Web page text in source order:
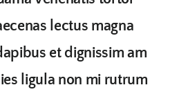
lectus magna
et dignissim am
ligula non mi rutrum